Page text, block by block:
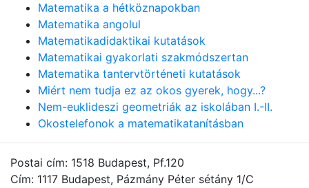
Matematika a hétköznapokban
Matematika angolul
Matematikadidaktikai kutatások
Matematikai gyakorlati szakmódszertan
Matematika tantervtörténeti kutatások
Miért nem tudja ez az okos gyerek, hogy...?
Nem-euklideszi geometriák az iskolában I.-II.
Okostelefonok a matematikatanításban
Postai cím: 1518 Budapest, Pf.120
Cím: 1117 Budapest, Pázmány Péter sétány 1/C